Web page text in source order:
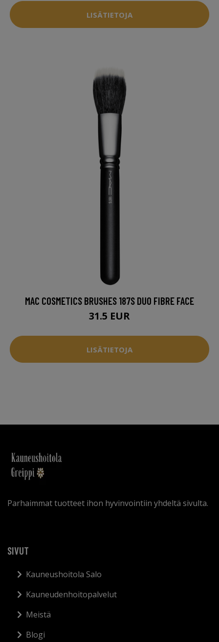
LISÄTIETOJA
MAC COSMETICS BRUSHES 187S DUO FIBRE FACE
31.5 EUR
LISÄTIETOJA
Parhaimmat tuotteet ihon hyvinvointiin yhdeltä sivulta.
SIVUT
Kauneushoitola Salo
Kauneudenhoitopalvelut
Meistä
Blogi